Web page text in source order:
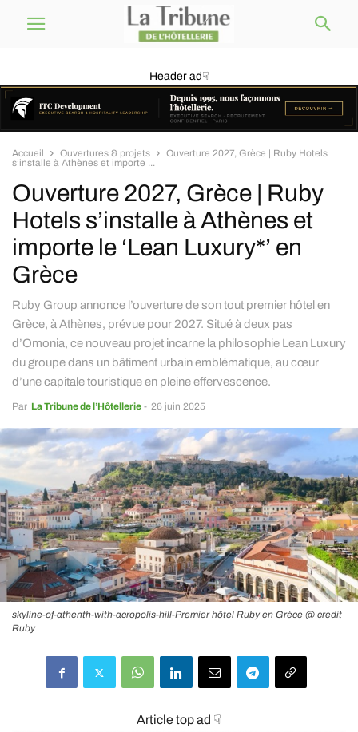
Header ad☟
Accueil Ouvertures & projets
Ouverture 2027, Grèce | Ruby Hotels
s’installe à Athènes et importe ...
Ouverture 2027, Grèce | Ruby
Hotels s’installe à Athènes et
importe le ‘Lean Luxury*’ en
Grèce
Ruby Group annonce l’ouverture de son tout premier hôtel en
Grèce, à Athènes, prévue pour 2027. Situé à deux pas
d’Omonia, ce nouveau projet incarne la philosophie Lean Luxury
du groupe dans un bâtiment urbain emblématique, au cœur
d’une capitale touristique en pleine effervescence.
Par La Tribune de l’Hôtellerie - 26 juin 2025
skyline-of-athenth-with-acropolis-hill-Premier hôtel Ruby en Grèce @ credit
Ruby
Article top ad ☟